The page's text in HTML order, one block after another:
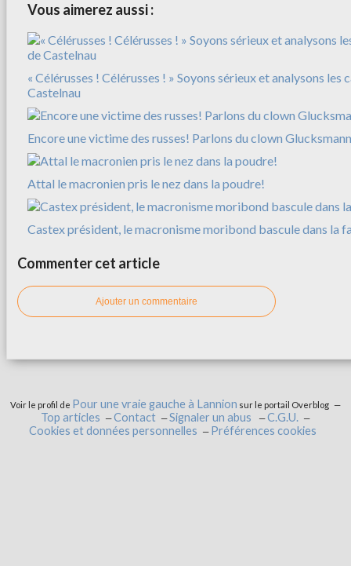
Vous aimerez aussi :
« Célérusses ! Célérusses ! » Soyons sérieux et analysons les
Castelnau
Encore une victime des russes! Parlons du clown Glucksmann
Attal le macronien pris le nez dans la poudre!
Castex président, le macronisme moribond bascule dans la
Commenter cet article
Ajouter un commentaire
Voir le profil de Pour une vraie gauche à Lannion sur le portail Overblog
Top articles Contact Signaler un abus
C.G.U.
Cookies et données personnelles
Préférences cookies